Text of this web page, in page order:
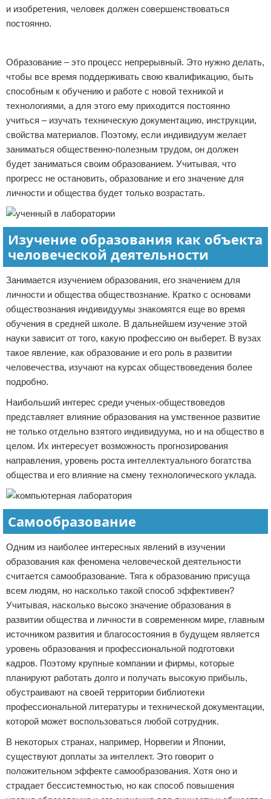
и изобретения, человек должен совершенствоваться
постоянно.
Образование – это процесс непрерывный. Это нужно делать,
чтобы все время поддерживать свою квалификацию, быть
способным к обучению и работе с новой техникой и
технологиями, а для этого ему приходится постоянно
учиться – изучать техническую документацию, инструкции,
свойства материалов. Поэтому, если индивидуум желает
заниматься общественно-полезным трудом, он должен
будет заниматься своим образованием. Учитывая, что
прогресс не остановить, образование и его значение для
личности и общества будет только возрастать.
Изучение образования как объекта
человеческой деятельности
Занимается изучением образования, его значением для
личности и общества обществознание. Кратко с основами
обществознания индивидуумы знакомятся еще во время
обучения в средней школе. В дальнейшем изучение этой
науки зависит от того, какую профессию он выберет. В вузах
такое явление, как образование и его роль в развитии
человечества, изучают на курсах обществоведения более
подробно.
Наибольший интерес среди ученых-обществоведов
представляет влияние образования на умственное развитие
не только отдельно взятого индивидуума, но и на общество в
целом. Их интересует возможность прогнозирования
направления, уровень роста интеллектуального богатства
общества и его влияние на смену технологического уклада.
Самообразование
Одним из наиболее интересных явлений в изучении
образования как феномена человеческой деятельности
считается самообразование. Тяга к образованию присуща
всем людям, но насколько такой способ эффективен?
Учитывая, насколько высоко значение образования в
развитии общества и личности в современном мире, главным
источником развития и благосостояния в будущем является
уровень образования и профессиональной подготовки
кадров. Поэтому крупные компании и фирмы, которые
планируют работать долго и получать высокую прибыль,
обустраивают на своей территории библиотеки
профессиональной литературы и технической документации,
которой может воспользоваться любой сотрудник.
В некоторых странах, например, Норвегии и Японии,
существуют доплаты за интеллект. Это говорит о
положительном эффекте самообразования. Хотя оно и
страдает бессистемностью, но как способ повышения